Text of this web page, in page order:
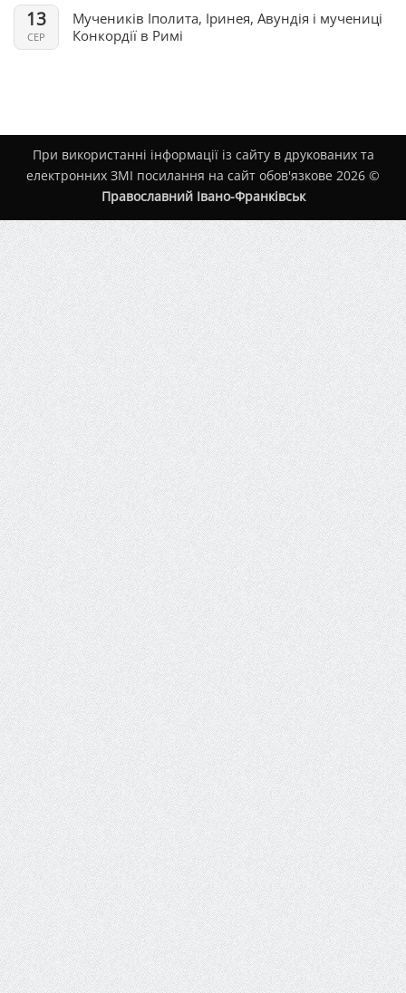
13
СЕР
Мучеників Іполита, Іринея, Авундія і мучениці
Конкордії в Римі
При використанні інформації із сайту в друкованих та
електронних ЗМІ посилання на сайт обов'язкове 2026 ©
Православний Івано-Франківськ